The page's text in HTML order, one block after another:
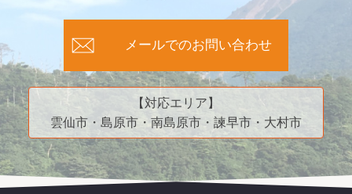
メールでのお問い合わせ
【対応エリア】
雲仙市・島原市・南島原市・諫早市・大村市